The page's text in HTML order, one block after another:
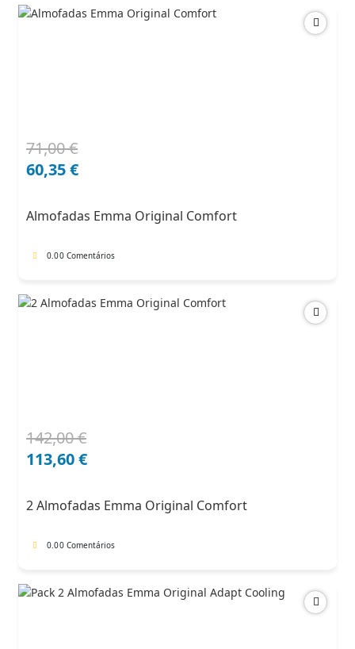
OUTLED
71,00€
O
preço
71,00 €.
60,35€
O
preço
60,35 €.
Almofadas Emma Original Comfort
0.00 Comentários
142,00€
O
preço
142,00 €.
113,60€
O
preço
113,60 €.
2 Almofadas Emma Original Comfort
0.00 Comentários